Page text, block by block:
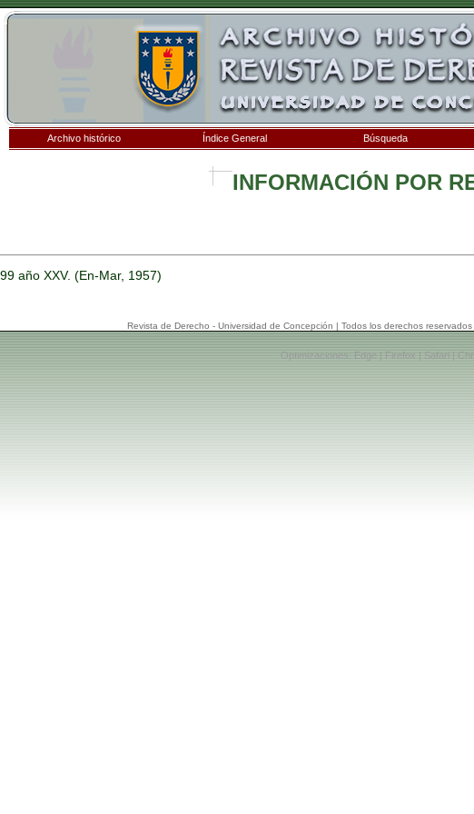
Archivo histórico Índice General Búsqueda
INFORMACIÓN POR
99 año XXV. (En-Mar, 1957)
Revista de Derecho - Universidad de Concepción | Todos los derechos
Optimizaciones: Edge | Firefox | Safari |